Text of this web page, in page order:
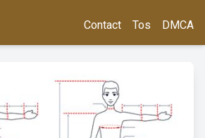
Contact Tos DMCA